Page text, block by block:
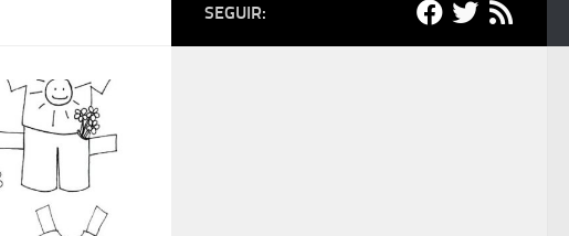
SEGUIR: